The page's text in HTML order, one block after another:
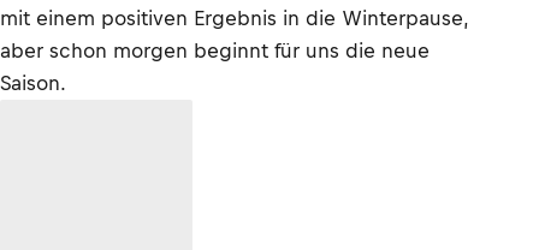
mit einem positiven Ergebnis in die Winterpause,
aber schon morgen beginnt für uns die neue
Saison.